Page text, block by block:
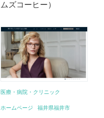
ムズコーヒー）
医療・病院・クリニック
ホームページ 福井県福井市